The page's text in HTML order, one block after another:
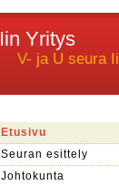
Iin Yritys
V- ja U seura
Etusivu
Seuran esittely
Johtokunta